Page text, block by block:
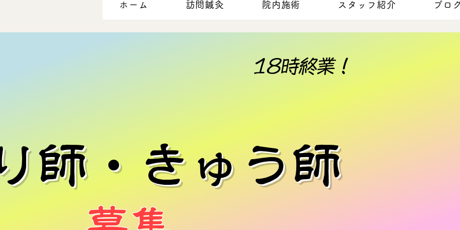
ホーム 訪問鍼灸 院内施術 スタッフ紹介 ブロ
師・きゅう師
18時終業！​